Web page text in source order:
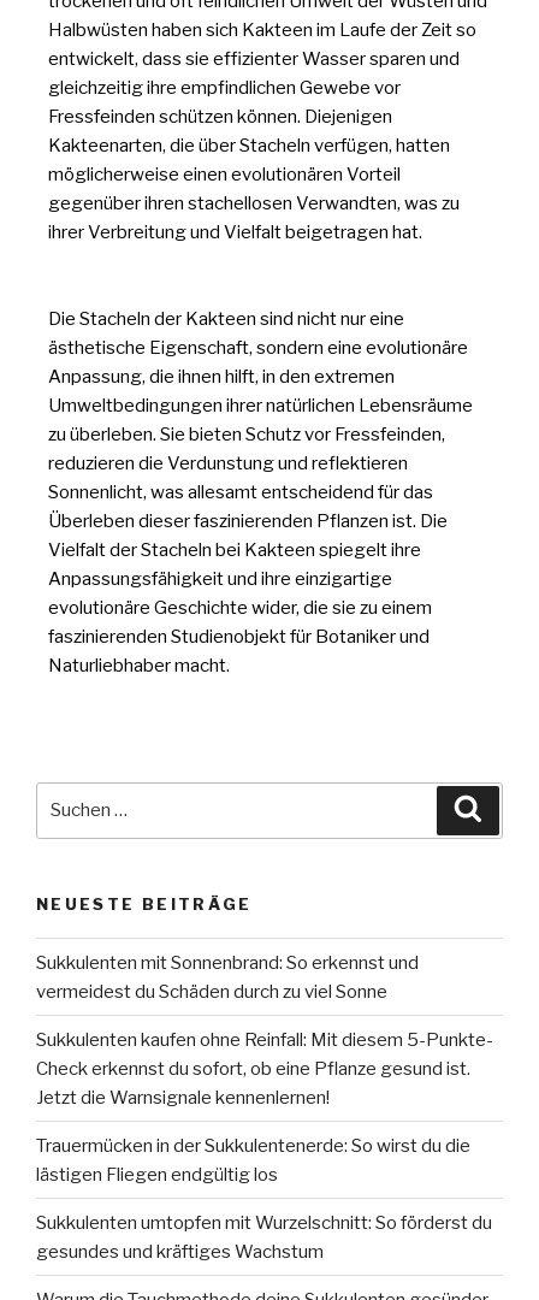
Halbwüsten haben sich Kakteen im Laufe der Zeit so
entwickelt, dass sie effizienter Wasser sparen und
gleichzeitig ihre empfindlichen Gewebe vor
Fressfeinden schützen können. Diejenigen
Kakteenarten, die über Stacheln verfügen, hatten
möglicherweise einen evolutionären Vorteil
gegenüber ihren stachellosen Verwandten, was zu
ihrer Verbreitung und Vielfalt beigetragen hat.
Die Stacheln der Kakteen sind nicht nur eine
ästhetische Eigenschaft, sondern eine evolutionäre
Anpassung, die ihnen hilft, in den extremen
Umweltbedingungen ihrer natürlichen Lebensräume
zu überleben. Sie bieten Schutz vor Fressfeinden,
reduzieren die Verdunstung und reflektieren
Sonnenlicht, was allesamt entscheidend für das
Überleben dieser faszinierenden Pflanzen ist. Die
Vielfalt der Stacheln bei Kakteen spiegelt ihre
Anpassungsfähigkeit und ihre einzigartige
evolutionäre Geschichte wider, die sie zu einem
faszinierenden Studienobjekt für Botaniker und
Naturliebhaber macht.
NEUESTE BEITRÄGE
Sukkulenten mit Sonnenbrand: So erkennst und
vermeidest du Schäden durch zu viel Sonne
Sukkulenten kaufen ohne Reinfall: Mit diesem 5-Punkte-
Check erkennst du sofort, ob eine Pflanze gesund ist.
Jetzt die Warnsignale kennenlernen!
Trauermücken in der Sukkulentenerde: So wirst du die
lästigen Fliegen endgültig los
Sukkulenten umtopfen mit Wurzelschnitt: So förderst du
gesundes und kräftiges Wachstum